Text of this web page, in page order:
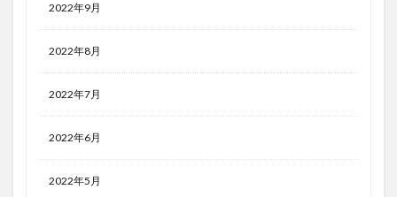
2022年9月
2022年8月
2022年7月
2022年6月
2022年5月